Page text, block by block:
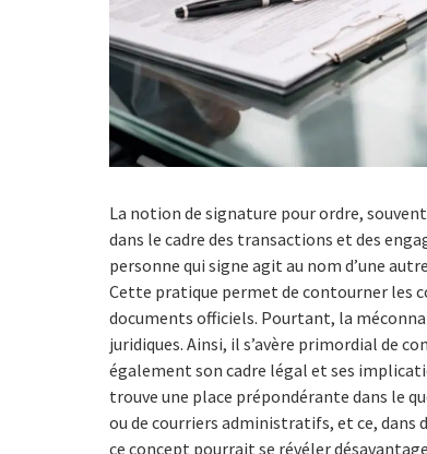
La notion de signature pour ordre,
dans le cadre des transactions et des
personne qui signe agit au nom d’une
Cette pratique permet de contourner les
documents officiels. Pourtant, la
juridiques. Ainsi, il s’avère primordial de
également son cadre légal et ses
trouve une place prépondérante dans le
ou de courriers administratifs, et ce, dans
ce concept pourrait se révéler